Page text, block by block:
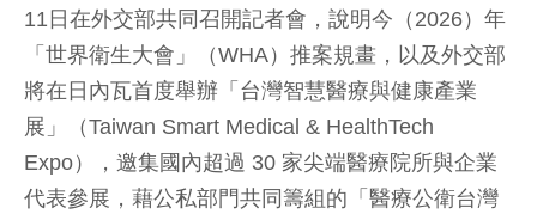
11日在外交部共同召開記者會，說明今（2026）年
「世界衛生大會」（WHA）推案規畫，以及外交部
將在日內瓦首度舉辦「台灣智慧醫療與健康產業
展」（Taiwan Smart Medical & HealthTech
Expo），邀集國內超過 30 家尖端醫療院所與企業
代表參展，藉公私部門共同籌組的「醫療公衛台灣